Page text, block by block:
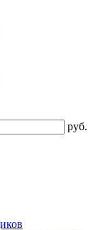
руб.